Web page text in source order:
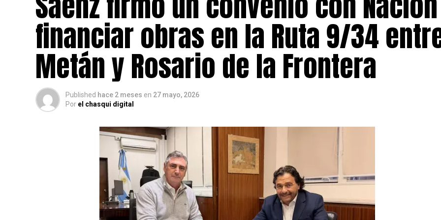
financiar obras en la Ruta 9/34
Metán y Rosario de la Frontera
Published hace 2 meses en 27 mayo, 2026
Por el chasqui digital